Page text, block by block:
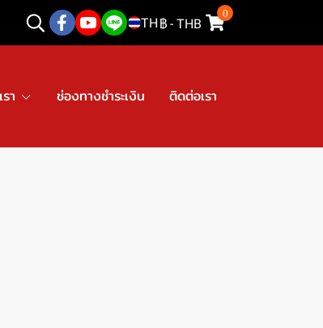
TH ฿ - THB
0
า ช่องทางชำระเงิน ติดต่อเรา